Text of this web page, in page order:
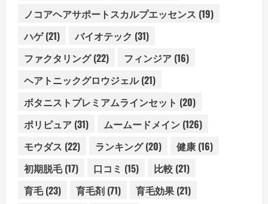
ノコアヘアサポートスカルプエッセンス (19)
ハゲ(21) バイオテック (31)
ファクタリング(22) フィンジア (16)
ヘアトニックグロウジェル(21)
ボタニストプレミアムラインセット (20)
ポリピュア (31) ムームードメイン (126)
モウダス (22) ランキング(20) 健康 (16)
初期脱毛(17) 口コミ (15) 比較 (21)
育毛(23) 育毛剤 (71) 育毛効果 (21)